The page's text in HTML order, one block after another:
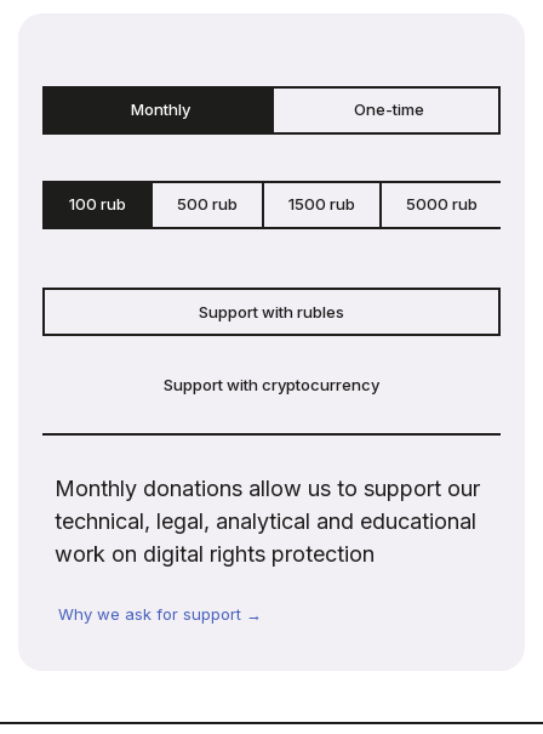
Monthly One-time
100 rub 500 rub 1500 rub 5000 rub
Support with rubles
Support with cryptocurrency
Monthly donations allow us to support our
technical, legal, analytical and educational
work on digital rights protection
Why we ask for support →